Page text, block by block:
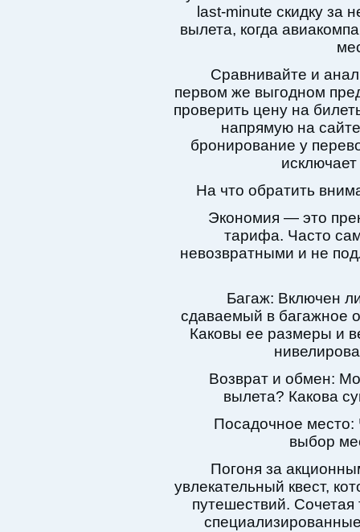
last-minute скидку за
вылета, когда
Сравнивайте и
первом же выгодном
проверить цену на
напрямую на
бронирование у
На что обратить
Экономия — это
тарифа. Часто
невозвратными и не
Багаж: Включен
сдаваемый в багажное
Каковы ее размеры и
Возврат и обмен:
вылета? Какова
Посадочное
выбор
Погоня за
увлекательный квест,
путешествий.